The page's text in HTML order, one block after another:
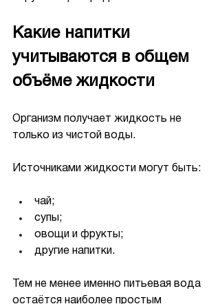
Какие напитки
учитываются в общем
объёме жидкости
Организм получает жидкость не
только из чистой воды.
Источниками жидкости могут быть:
чай;
супы;
овощи и фрукты;
другие напитки.
Тем не менее именно питьевая вода
остаётся наиболее простым